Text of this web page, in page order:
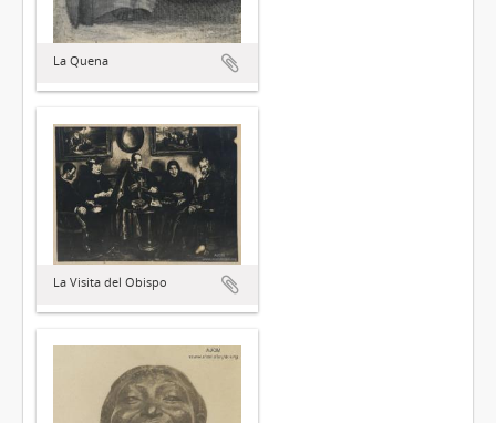
La Quena
La Visita del Obispo